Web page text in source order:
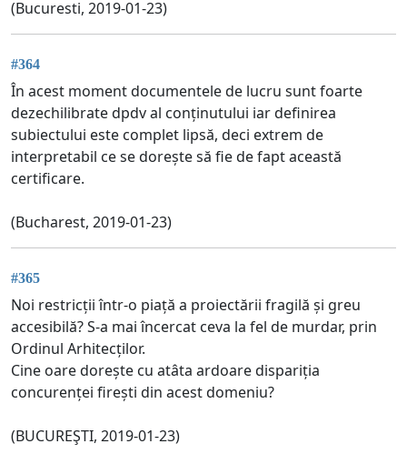
(Bucuresti, 2019-01-23)
#364
În acest moment documentele de lucru sunt foarte
dezechilibrate dpdv al conținutului iar definirea
subiectului este complet lipsă, deci extrem de
interpretabil ce se dorește să fie de fapt această
certificare.
(Bucharest, 2019-01-23)
#365
Noi restricții într-o piață a proiectării fragilă și greu
accesibilă? S-a mai încercat ceva la fel de murdar, prin
Ordinul Arhitecților.
Cine oare dorește cu atâta ardoare dispariția
concurenței firești din acest domeniu?
(BUCUREŞTI, 2019-01-23)